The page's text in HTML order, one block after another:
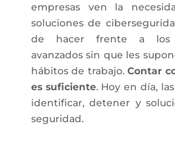
empresas ven la
soluciones de
de hacer frente a los
avanzados sin que les
hábitos de trabajo.Contar
es suficiente. Hoy en día,
identificar, detener y
seguridad.